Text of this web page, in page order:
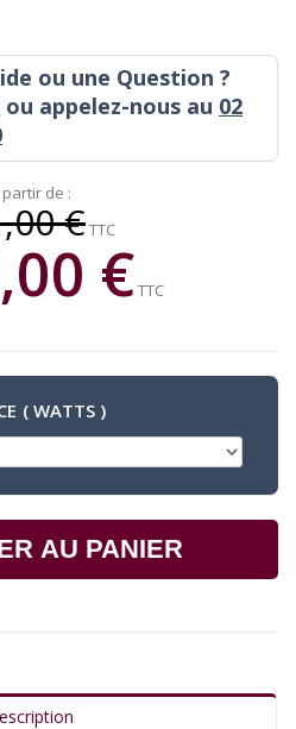
ou une Question ?
ou appelez-nous au 02
partir de :
€TTC
€TTC
( WATTS )
AU PANIER